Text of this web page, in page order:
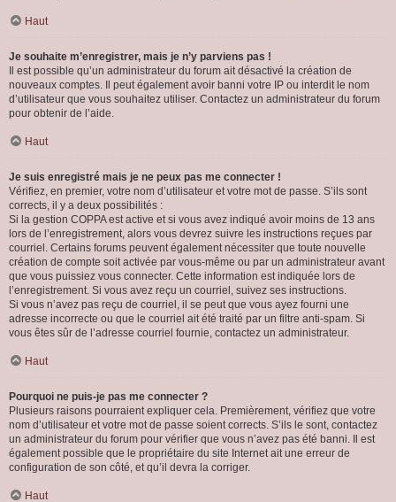
Haut
Je souhaite m’enregistrer, mais je n’y parviens pas !
Il est possible qu’un administrateur du forum ait désactivé la création de
nouveaux comptes. Il peut également avoir banni votre IP ou interdit le nom
d’utilisateur que vous souhaitez utiliser. Contactez un administrateur du forum
pour obtenir de l’aide.
Haut
Je suis enregistré mais je ne peux pas me connecter !
Vérifiez, en premier, votre nom d’utilisateur et votre mot de passe. S’ils sont
corrects, il y a deux possibilités :
Si la gestion COPPA est active et si vous avez indiqué avoir moins de 13 ans
lors de l’enregistrement, alors vous devrez suivre les instructions reçues par
courriel. Certains forums peuvent également nécessiter que toute nouvelle
création de compte soit activée par vous-même ou par un administrateur avant
que vous puissiez vous connecter. Cette information est indiquée lors de
l’enregistrement. Si vous avez reçu un courriel, suivez ses instructions.
Si vous n’avez pas reçu de courriel, il se peut que vous ayez fourni une
adresse incorrecte ou que le courriel ait été traité par un filtre anti-spam. Si
vous êtes sûr de l’adresse courriel fournie, contactez un administrateur.
Haut
Pourquoi ne puis-je pas me connecter ?
Plusieurs raisons pourraient expliquer cela. Premièrement, vérifiez que votre
nom d’utilisateur et votre mot de passe soient corrects. S’ils le sont, contactez
un administrateur du forum pour vérifier que vous n’avez pas été banni. Il est
également possible que le propriétaire du site Internet ait une erreur de
configuration de son côté, et qu’il devra la corriger.
Haut